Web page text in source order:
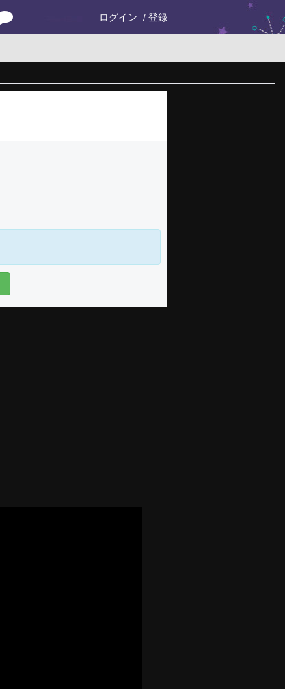
ログイン 登録